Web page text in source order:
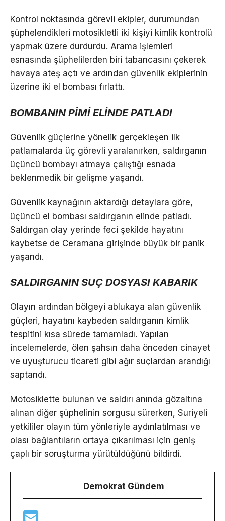
Kontrol noktasında görevli ekipler, durumundan
şüphelendikleri motosikletli iki kişiyi kimlik kontrolü
yapmak üzere durdurdu. Arama işlemleri
esnasında şüphelilerden biri tabancasını çekerek
havaya ateş açtı ve ardından güvenlik ekiplerinin
üzerine iki el bombası fırlattı.
BOMBANIN PİMİ ELİNDE PATLADI
Güvenlik güçlerine yönelik gerçekleşen ilk
patlamalarda üç görevli yaralanırken, saldırganın
üçüncü bombayı atmaya çalıştığı esnada
beklenmedik bir gelişme yaşandı.
Güvenlik kaynağının aktardığı detaylara göre,
üçüncü el bombası saldırganın elinde patladı.
Saldırgan olay yerinde feci şekilde hayatını
kaybetse de Ceramana girişinde büyük bir panik
yaşandı.
SALDIRGANIN SUÇ DOSYASI KABARIK
Olayın ardından bölgeyi ablukaya alan güvenlik
güçleri, hayatını kaybeden saldırganın kimlik
tespitini kısa sürede tamamladı. Yapılan
incelemelerde, ölen şahsın daha önceden cinayet
ve uyuşturucu ticareti gibi ağır suçlardan arandığı
saptandı.
Motosiklette bulunan ve saldırı anında gözaltına
alınan diğer şüphelinin sorgusu sürerken, Suriyeli
yetkililer olayın tüm yönleriyle aydınlatılması ve
olası bağlantıların ortaya çıkarılması için geniş
çaplı bir soruşturma yürütüldüğünü bildirdi.
Demokrat Gündem